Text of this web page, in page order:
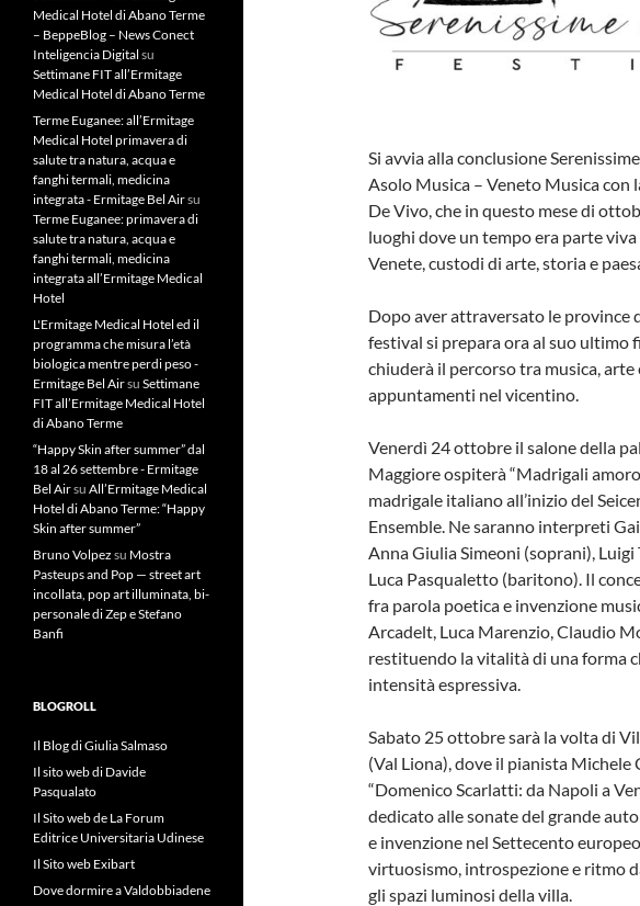
Si avvia alla conclusione
Asolo Musica – Veneto Musica con
De Vivo, che in questo mese di
luoghi dove un tempo era parte
Venete, custodi di arte, storia e
Dopo aver attraversato le province
festival si prepara ora al suo ultimo
chiuderà il percorso tra musica,
appuntamenti nel vicentino.
Venerdì 24 ottobre il salone della
Maggiore ospiterà “Madrigali
madrigale italiano all’inizio del
Ensemble. Ne saranno interpreti
Anna Giulia Simeoni (soprani),
Luca Pasqualetto (baritono). Il
fra parola poetica e invenzione
Arcadelt, Luca Marenzio, Claudio
restituendo la vitalità di una forma
intensità espressiva.
Sabato 25 ottobre sarà la volta di
(Val Liona), dove il pianista Michele
“Domenico Scarlatti: da Napoli a
dedicato alle sonate del grande
e invenzione nel Settecento
virtuosismo, introspezione e ritmo
gli spazi luminosi della villa.
Medical Hotel di Abano Terme
– BeppeBlog – News Conect
Inteligencia Digital su
Settimane FIT all’Ermitage
Medical Hotel di Abano Terme
Terme Euganee: all’Ermitage
Medical Hotel primavera di
salute tra natura, acqua e
fanghi termali, medicina
integrata - Ermitage Bel Airsu
Terme Euganee: primavera di
salute tra natura, acqua e
fanghi termali, medicina
integrata all’Ermitage Medical
Hotel
L'Ermitage Medical Hotel ed il
programma che misura l’età
biologica mentre perdi peso -
Ermitage Bel Airsu Settimane
FIT all’Ermitage Medical Hotel
di Abano Terme
“Happy Skin after summer” dal
18 al 26 settembre - Ermitage
Bel Airsu All’Ermitage Medical
Hotel di Abano Terme: “Happy
Skin after summer”
Bruno Volpez su Mostra
Pasteups and Pop — street art
incollata, pop art illuminata, bi-
personale di Zep e Stefano
Banfi
BLOGROLL
Il Blog di Giulia Salmaso
Il sito web di Davide
Pasqualato
Il Sito web de La Forum
Editrice Universitaria Udinese
Il Sito web Exibart
Dove dormire a Valdobbiadene